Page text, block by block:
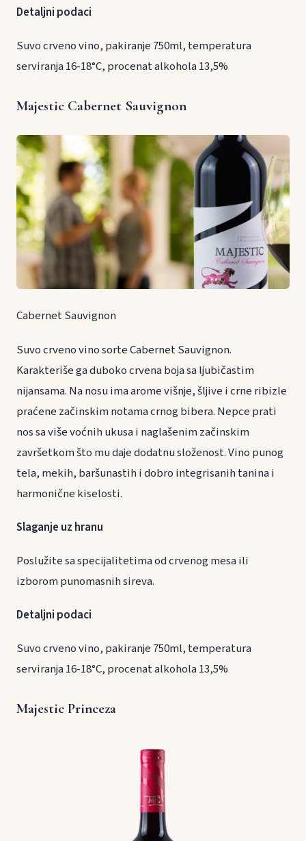
Detaljni podaci
Suvo crveno vino, pakiranje 750ml, temperatura
serviranja 16-18°C, procenat alkohola 13,5%
Majestic Cabernet Sauvignon
Cabernet Sauvignon
Suvo crveno vino sorte Cabernet Sauvignon.
Karakteriše ga duboko crvena boja sa ljubičastim
nijansama. Na nosu ima arome višnje, šljive i crne ribizle
praćene začinskim notama crnog bibera. Nepce prati
nos sa više voćnih ukusa i naglašenim začinskim
završetkom što mu daje dodatnu složenost. Vino punog
tela, mekih, baršunastih i dobro integrisanih tanina i
harmonične kiselosti.
Slaganje uz hranu
Poslužite sa specijalitetima od crvenog mesa ili
izborom punomasnih sireva.
Detaljni podaci
Suvo crveno vino, pakiranje 750ml, temperatura
serviranja 16-18°C, procenat alkohola 13,5%
Majestic Princeza